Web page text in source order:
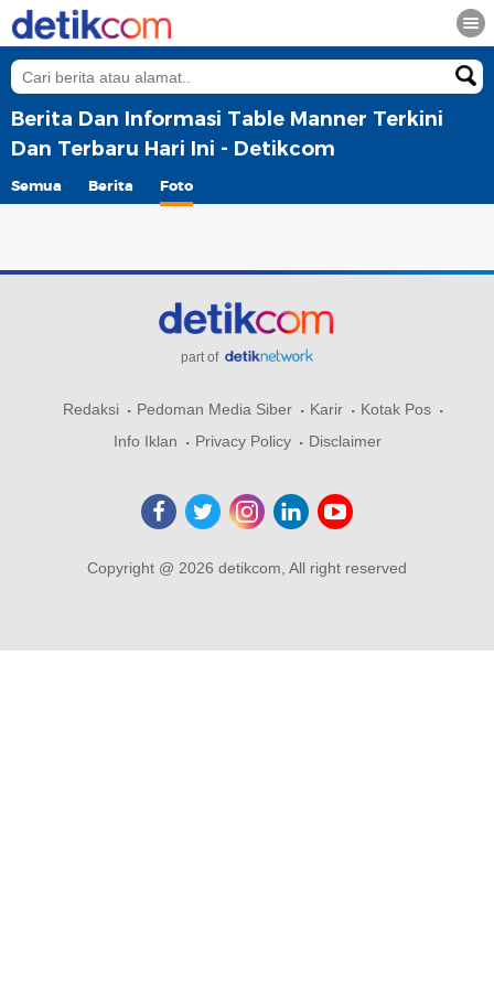
Berita Dan Informasi Table Manner Terkini
Dan Terbaru Hari Ini - Detikcom
Semua Berita Foto
part of
Redaksi Pedoman Media Siber Karir
Kotak Pos
Info Iklan
Privacy Policy Disclaimer
Copyright @ 2026 detikcom, All right reserved